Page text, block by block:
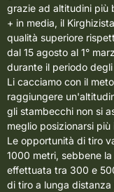
grazie ad altitudini più
+ in media, il
qualità superiore
dal 15 agosto al 1°
durante il periodo
Li cacciamo con il
raggiungere
gli stambecchi non si
meglio posizionarsi
Le opportunità di tiro
1000 metri, sebbene
effettuata tra 300 e
di tiro a lunga